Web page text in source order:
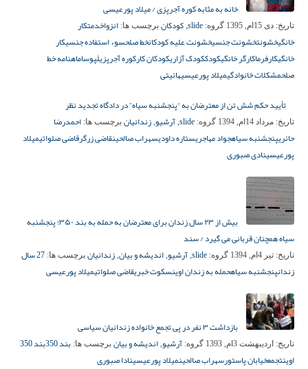
خانه به مثابه کوره‌ آجرپزی / میلاد پورعیسی
تاریخ: دی 15ام, 1395 گروه: slide
, کودکان برچسب ها: انزواخدمتکار
خانگیخشونتخشونت جنسیخشونت علیه کودکانخط صلحسوء استفاده جنسیکار
خانگیکارفرماکارگر خانگیکودککودک آزاریکودکان کارکوره‌ آجرپزیلَپوساماهنامه خط
صلحمشکلات خانوادگیمیلاد پورعیسیهائیتی
تأیید حکم شش تن از معترضان به “پنجشنبه سیاه” در دادگاه تجدید نظر
تاریخ: مرداد 14ام, 1394 گروه: slide
, آرشیو, زندانیان برچسب ها: احمدرضا
حائریپنجشنبه سیاهجواد مهاجریستاره داودیسهراب صالحینقاضی زرگرقاضی صلواتیمیلاد
پورعیسینادی صبوری
بیش از ۲۳ سال زندان برای معترضان به حمله به بند ۳۵۰؛ پنجشنبه
سیاه همچنان قربانی می گیرد / سند
تاریخ: تیر 4ام, 1394 گروه: slide
, آرشیو, اندیشه و بیان, زندانیان برچسب ها:
27 سال
زندانپنجشنبه سیاهحمله به زندان اوینسکوت خبریقاضی صلواتیمیلاد پورعیسی
بازداشت ۳ نفر در پی تجمع خانواده زندانیان سیاسی
تاریخ: اردیبهشت 3ام, 1393 گروه: آرشیو, اندیشه و بیان برچسب ها: بند 350
بند 350
اوینتجمعخیابان پاستورسهراب صالحینمیلاد پورعیسینادا صبوری